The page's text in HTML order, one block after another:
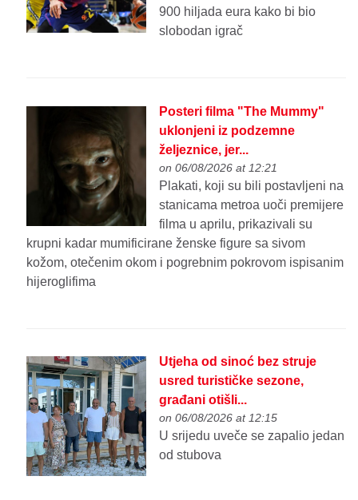
900 hiljada eura kako bi bio
slobodan igrač
Posteri filma "The Mummy"
uklonjeni iz podzemne
željeznice, jer...
on 06/08/2026 at 12:21
Plakati, koji su bili postavljeni na
stanicama metroa uoči premijere
filma u aprilu, prikazivali su
krupni kadar mumificirane ženske figure sa sivom
kožom, otečenim okom i pogrebnim pokrovom ispisanim
hijeroglifima
Utjeha od sinoć bez struje
usred turističke sezone,
građani otišli...
on 06/08/2026 at 12:15
U srijedu uveče se zapalio jedan
od stubova